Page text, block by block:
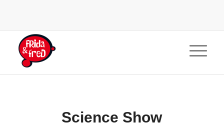
Science Show